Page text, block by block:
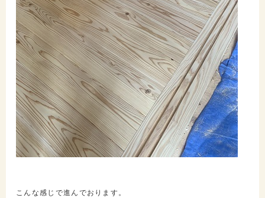
こんな感じで進んでおります。